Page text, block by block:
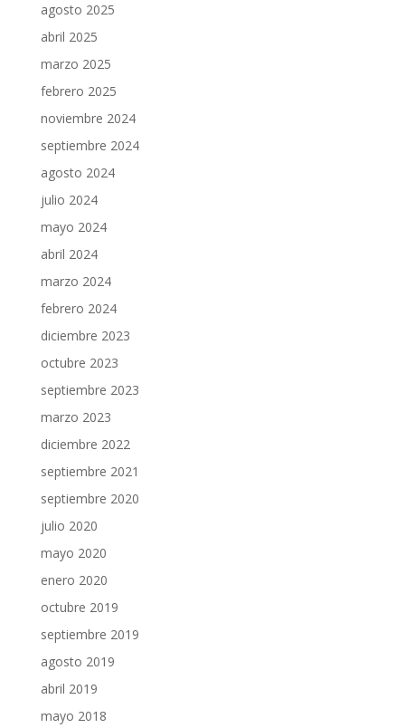
agosto 2025
abril 2025
marzo 2025
febrero 2025
noviembre 2024
septiembre 2024
agosto 2024
julio 2024
mayo 2024
abril 2024
marzo 2024
febrero 2024
diciembre 2023
octubre 2023
septiembre 2023
marzo 2023
diciembre 2022
septiembre 2021
septiembre 2020
julio 2020
mayo 2020
enero 2020
octubre 2019
septiembre 2019
agosto 2019
abril 2019
mayo 2018